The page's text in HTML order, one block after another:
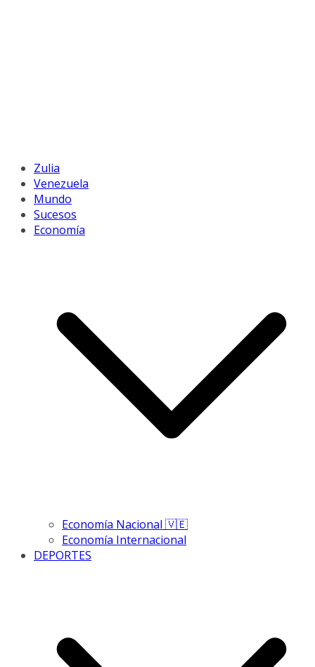
Zulia
Venezuela
Mundo
Sucesos
Economía
Economía Nacional 🇻🇪
Economía Internacional
DEPORTES